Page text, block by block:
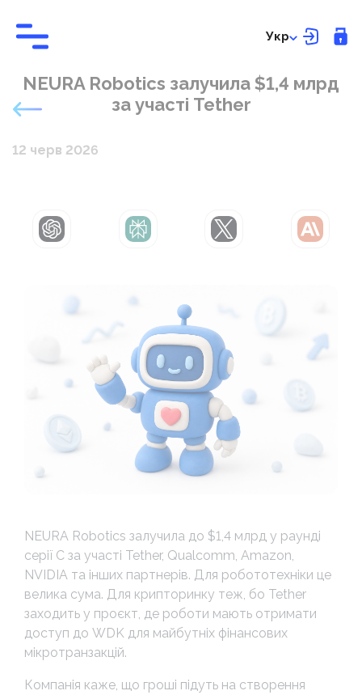
Укр
NEURA Robotics залучила $1,4 млрд
за участі Tether
12 черв 2026
ChatGPT Perplexity Grok Claude
NEURA Robotics залучила до $1,4 млрд у раунді
серії C за участі Tether, Qualcomm, Amazon,
NVIDIA та інших партнерів. Для робототехніки це
велика сума. Для крипторинку теж, бо Tether
заходить у проєкт, де роботи мають отримати
доступ до WDK для майбутніх фінансових
мікротранзакцій.
Компанія каже, що гроші підуть на створення